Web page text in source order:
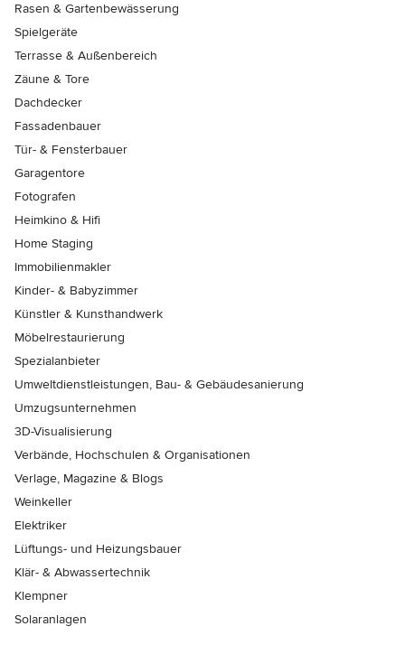
Rasen & Gartenbewässerung
Spielgeräte
Terrasse & Außenbereich
Zäune & Tore
Dachdecker
Fassadenbauer
Tür- & Fensterbauer
Garagentore
Fotografen
Heimkino & Hifi
Home Staging
Immobilienmakler
Kinder- & Babyzimmer
Künstler & Kunsthandwerk
Möbelrestaurierung
Spezialanbieter
Umweltdienstleistungen, Bau- & Gebäudesanierung
Umzugsunternehmen
3D-Visualisierung
Verbände, Hochschulen & Organisationen
Verlage, Magazine & Blogs
Weinkeller
Elektriker
Lüftungs- und Heizungsbauer
Klär- & Abwassertechnik
Klempner
Solaranlagen